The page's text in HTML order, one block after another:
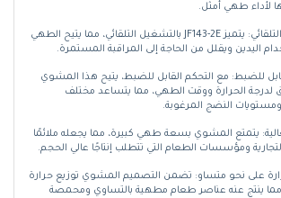
لأداء طهي أمثل.
التشغيل التلقائي: يتميز JF143-2E بالتشغيل التلقائي، مما يتيح الطهي
اليدين ويقلل من الحاجة إلى المراقبة المستمرة.
للضبط: مع التحكم القابل للضبط، يتيح هذا المشوي
الحرارة ووقت الطهي، مما يتساعد مختلف
النضج المرغوبة.
يتمتع المشوي بسعة طهي كبيرة، مما يجعله ملائمًا
ومؤسسات الطعام التي تتطلب إنتاجًا عالي الحجم.
على نحو متساو: تضمن التصميم المشوي توزيع حرارة
مما ينتج عنه عناصر طعام مطهية بالتساوي ومحمصة